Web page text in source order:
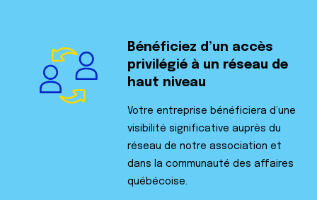
Bénéficiez d’un accès
privilégié à un réseau de
haut niveau
Votre entreprise bénéficiera d’une
visibilité significative auprès du
réseau de notre association et
dans la communauté des affaires
québécoise.